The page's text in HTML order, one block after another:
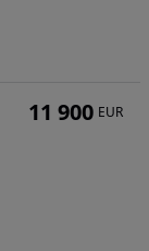
11 900 EUR